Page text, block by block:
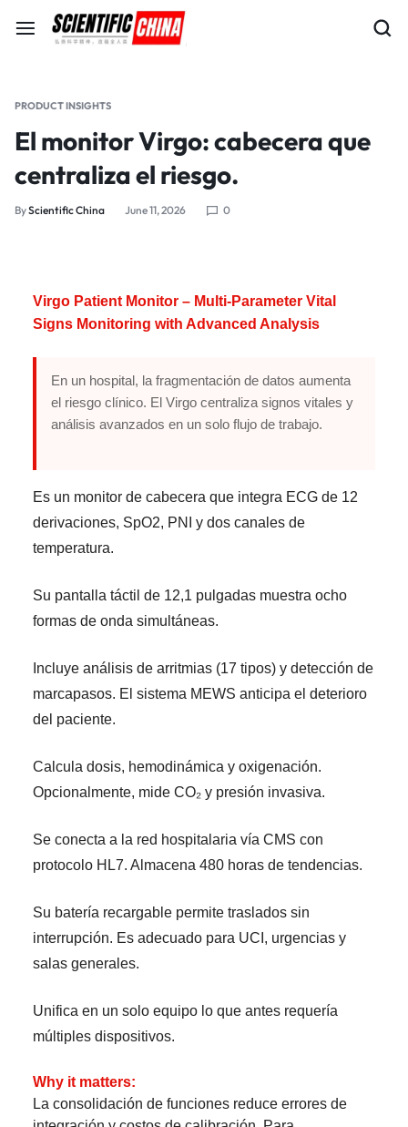
PRODUCT INSIGHTS
El monitor Virgo: cabecera que
centraliza el riesgo.
ByScientific China June 11, 2026 0
Virgo Patient Monitor – Multi-Parameter Vital
Signs Monitoring with Advanced Analysis
En un hospital, la fragmentación de datos aumenta
el riesgo clínico. El Virgo centraliza signos vitales y
análisis avanzados en un solo flujo de trabajo.
Es un monitor de cabecera que integra ECG de 12
derivaciones, SpO2, PNI y dos canales de
temperatura.
Su pantalla táctil de 12,1 pulgadas muestra ocho
formas de onda simultáneas.
Incluye análisis de arritmias (17 tipos) y detección de
marcapasos. El sistema MEWS anticipa el deterioro
del paciente.
Calcula dosis, hemodinámica y oxigenación.
Opcionalmente, mide CO₂ y presión invasiva.
Se conecta a la red hospitalaria vía CMS con
protocolo HL7. Almacena 480 horas de tendencias.
Su batería recargable permite traslados sin
interrupción. Es adecuado para UCI, urgencias y
salas generales.
Unifica en un solo equipo lo que antes requería
múltiples dispositivos.
Why it matters:
La consolidación de funciones reduce errores de